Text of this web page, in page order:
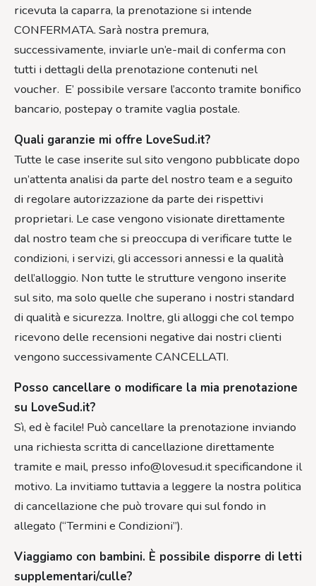
ricevuta la caparra, la prenotazione si intende
CONFERMATA. Sarà nostra premura,
successivamente, inviarle un’e-mail di conferma con
tutti i dettagli della prenotazione contenuti nel
voucher. E’ possibile versare l’acconto tramite bonifico
bancario, postepay o tramite vaglia postale.
Quali garanzie mi offre LoveSud.it?
Tutte le case inserite sul sito vengono pubblicate dopo
un’attenta analisi da parte del nostro team e a seguito
di regolare autorizzazione da parte dei rispettivi
proprietari. Le case vengono visionate direttamente
dal nostro team che si preoccupa di verificare tutte le
condizioni, i servizi, gli accessori annessi e la qualità
dell’alloggio. Non tutte le strutture vengono inserite
sul sito, ma solo quelle che superano i nostri standard
di qualità e sicurezza. Inoltre, gli alloggi che col tempo
ricevono delle recensioni negative dai nostri clienti
vengono successivamente CANCELLATI.
Posso cancellare o modificare la mia prenotazione
su LoveSud.it?
Sì, ed è facile! Può cancellare la prenotazione inviando
una richiesta scritta di cancellazione direttamente
tramite e mail, presso info@lovesud.it specificandone il
motivo. La invitiamo tuttavia a leggere la nostra politica
di cancellazione che può trovare qui sul fondo in
allegato (“Termini e Condizioni”).
Viaggiamo con bambini. È possibile disporre di letti
supplementari/culle?